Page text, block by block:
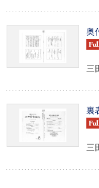
奥
三
裏
三